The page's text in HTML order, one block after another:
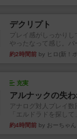
デクリプト
プレイ感がしっかりし
やったなって感じ。パ
約2時間前 by ヒロ(新！
充実
アルナックの失
アナログ対人プレイ数
「エルドラドを探して
約4時間前 by おーちゃん